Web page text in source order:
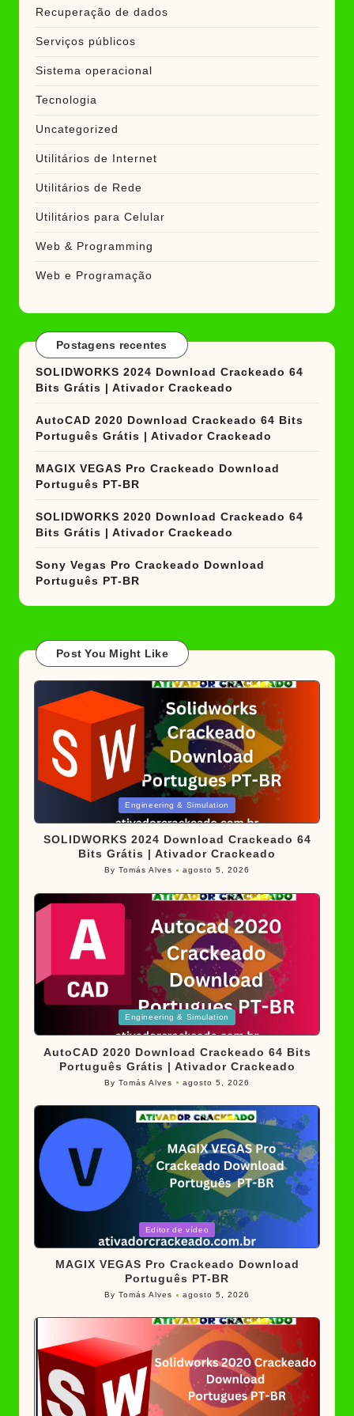
Recuperação de dados
Serviços públicos
Sistema operacional
Tecnologia
Uncategorized
Utilitários de Internet
Utilitários de Rede
Utilitários para Celular
Web & Programming
Web e Programação
Postagens recentes
SOLIDWORKS 2024 Download Crackeado 64
Bits Grátis | Ativador Crackeado
AutoCAD 2020 Download Crackeado 64 Bits
Português Grátis | Ativador Crackeado
MAGIX VEGAS Pro Crackeado Download
Português PT-BR
SOLIDWORKS 2020 Download Crackeado 64
Bits Grátis | Ativador Crackeado
Sony Vegas Pro Crackeado Download
Português PT-BR
Post You Might Like
in
Engineering & Simulation
SOLIDWORKS 2024 Download Crackeado 64
Bits Grátis | Ativador Crackeado
Posted
ByTomás Alves agosto 5, 2026
in
Engineering & Simulation
AutoCAD 2020 Download Crackeado 64 Bits
Português Grátis | Ativador Crackeado
Posted
ByTomás Alves agosto 5, 2026
in
Editor de vídeo
MAGIX VEGAS Pro Crackeado Download
Português PT-BR
Posted
ByTomás Alves agosto 5, 2026